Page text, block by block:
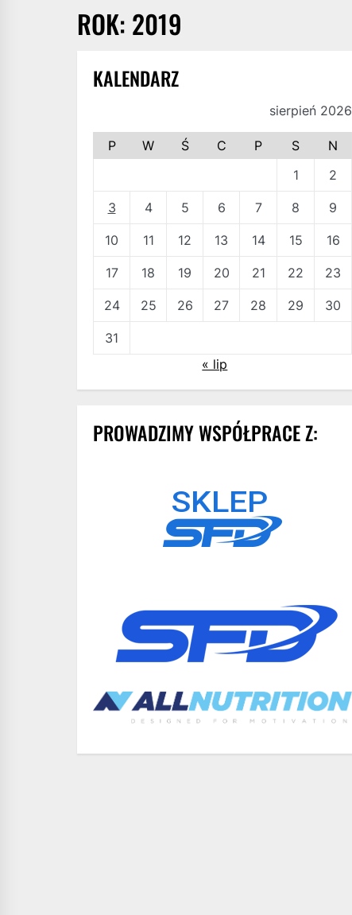
ROK: 2019
KALENDARZ
sierpień 2026
P W Ś C P S
N
1
2
3 4 5 6 7 8 9
10 11 12 13 14 15 16
17 18 19 20 21 22 23
24 25 26 27 28 29 30
31
« lip
PROWADZIMY WSPÓŁPRACE Z: